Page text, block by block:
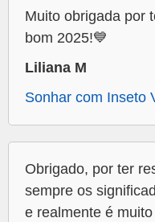
Muito obrigada por
bom 2025!💙
Liliana M
Sonhar com Inseto
Obrigado, por ter
sempre os
e realmente é